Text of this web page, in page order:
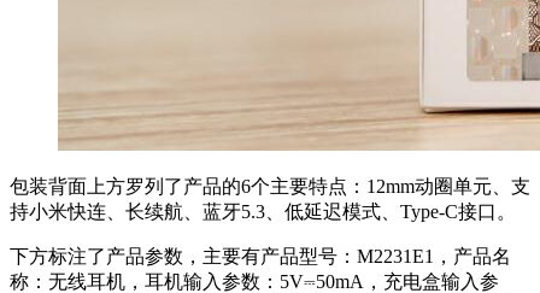
包装背面上方罗列了产品的6个主要特点：12mm动圈单元、支
持小米快连、长续航、蓝牙5.3、低延迟模式、Type-C接口。
下方标注了产品参数，主要有产品型号：M2231E1，产品名
称：无线耳机，耳机输入参数：5V⎓50mA，充电盒输入参